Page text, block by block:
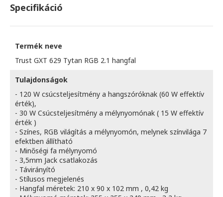
Specifikáció
Termék neve
Trust GXT 629 Tytan RGB 2.1 hangfal
Tulajdonságok
- 120 W csúcsteljesítmény a hangszóróknak (60 W effektív
érték),
- 30 W Csúcsteljesítmény a mélynyomónak ( 15 W effektív
érték )
- Színes, RGB világítás a mélynyomón, melynek színvilága 7
efektben állítható
- Minőségi fa mélynyomó
- 3,5mm Jack csatlakozás
- Távirányító
- Stílusos megjelenés
- Hangfal méretek: 210 x 90 x 102 mm , 0,42 kg